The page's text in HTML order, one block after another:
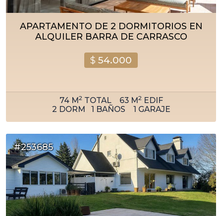
APARTAMENTO DE 2 DORMITORIOS EN
ALQUILER BARRA DE CARRASCO
$ 54.000
74M2TOTAL 63M2EDIF
2 DORM 1 BAÑOS 1 GARAJE
#253685